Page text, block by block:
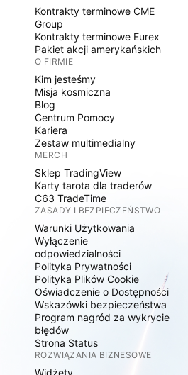
Kontrakty terminowe CME
Group
Kontrakty terminowe Eurex
Pakiet akcji amerykańskich
O FIRMIE
Kim jesteśmy
Misja kosmiczna
Blog
Centrum Pomocy
Kariera
Zestaw multimedialny
MERCH
Sklep TradingView
Karty tarota dla traderów
C63 TradeTime
ZASADY I BEZPIECZEŃSTWO
Warunki Użytkowania
Wyłączenie
odpowiedzialności
Polityka Prywatności
Polityka Plików Cookie
Oświadczenie o Dostępności
Wskazówki bezpieczeństwa
Program nagród za wykrycie
błędów
Strona Status
ROZWIĄZANIA BIZNESOWE
Widżety